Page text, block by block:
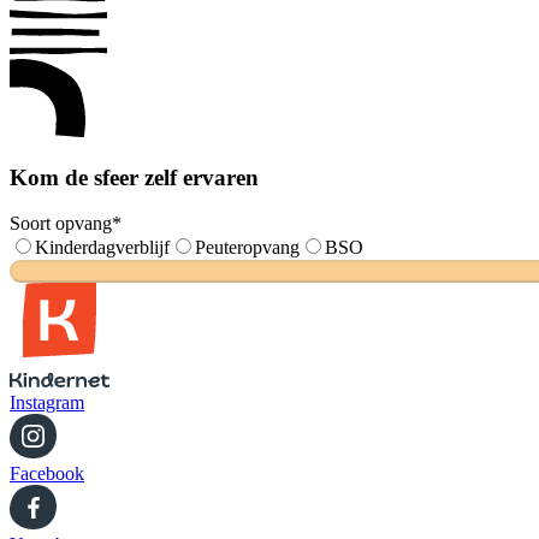
Kom de sfeer zelf ervaren
Soort opvang*
Kinderdagverblijf
Peuteropvang BSO
Instagram
Facebook